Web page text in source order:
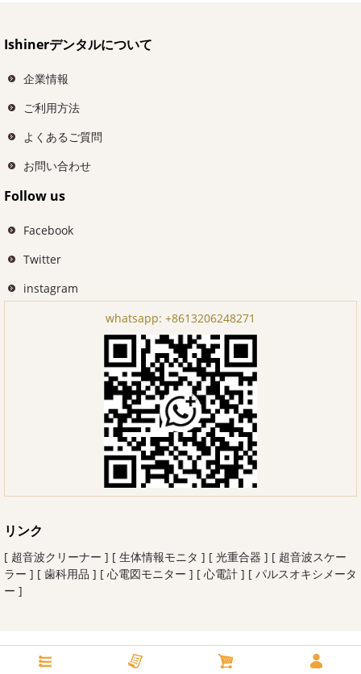
Ishinerデンタルについて
企業情報
ご利用方法
よくあるご質問
お問い合わせ
Follow us
Facebook
Twitter
instagram
whatsapp: +8613206248271
リンク
[ 超音波クリーナー ] [ 生体情報モニタ ] [ 光重合器 ] [ 超音波スケー
ラー ] [ 歯科用品 ] [ 心電図モニター ] [ 心電計 ] [ パルスオキシメータ
ー ]